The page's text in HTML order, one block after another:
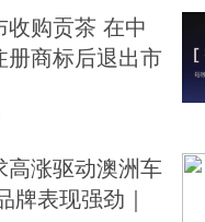
收购贡茶 在中
册商标后退出市
高涨驱动澳洲车
牌表现强劲｜